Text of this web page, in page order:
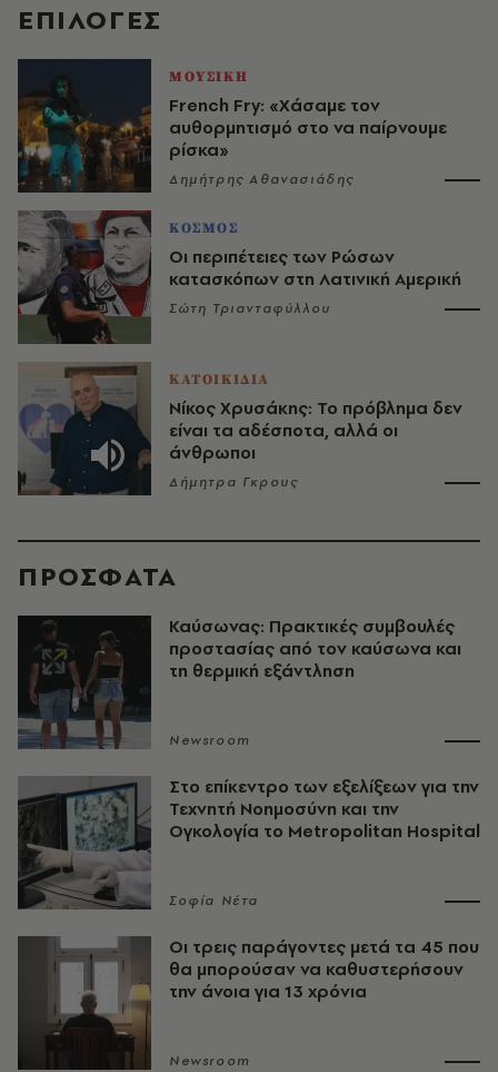
EΠΙΛΟΓΈΣ
ΜΟΥΣΙΚΗ
French Fry: «Χάσαμε τον
αυθορμητισμό στο να παίρνουμε
ρίσκα»
Δημήτρης Αθανασιάδης
ΚΟΣΜΟΣ
Οι περιπέτειες των Ρώσων
κατασκόπων στη Λατινική Αμερική
Σώτη Τριανταφύλλου
ΚΑΤΟΙΚΙΔΙΑ
Νίκος Χρυσάκης: Το πρόβλημα δεν
είναι τα αδέσποτα, αλλά οι
άνθρωποι
Δήμητρα Γκρους
ΠΡΟΣΦΑΤΑ
Καύσωνας: Πρακτικές συμβουλές
προστασίας από τον καύσωνα και
τη θερμική εξάντληση
Newsroom
Στο επίκεντρο των εξελίξεων για την
Τεχνητή Νοημοσύνη και την
Ογκολογία το Metropolitan Hospital
Σοφία Νέτα
Οι τρεις παράγοντες μετά τα 45 που
θα μπορούσαν να καθυστερήσουν
την άνοια για 13 χρόνια
Newsroom